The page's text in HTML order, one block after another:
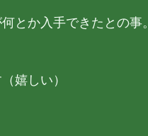
とか入手できたとの事。
嬉しい）